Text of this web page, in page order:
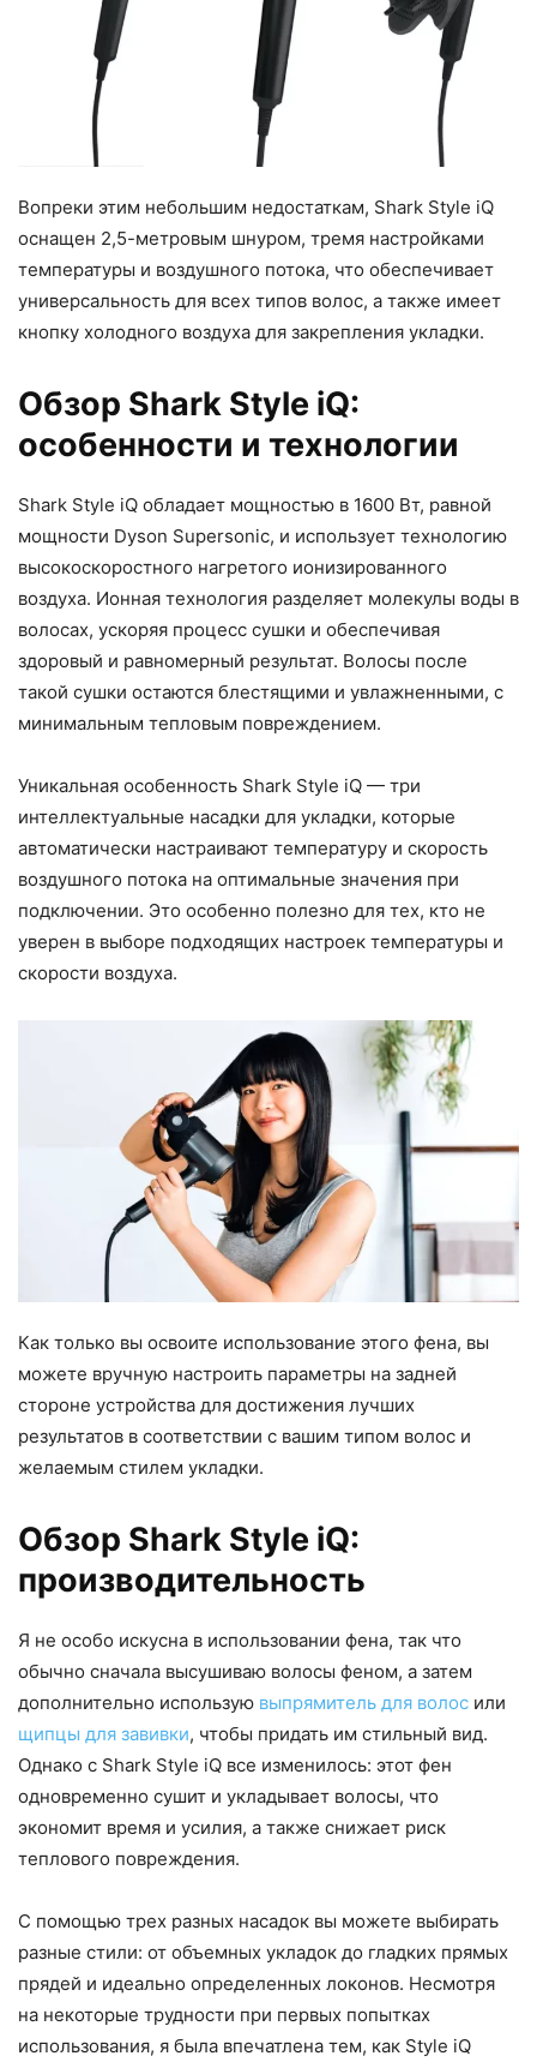
Вопреки этим небольшим недостаткам, Shark Style iQ
оснащен 2,5-метровым шнуром, тремя настройками
температуры и воздушного потока, что обеспечивает
универсальность для всех типов волос, а также имеет
кнопку холодного воздуха для закрепления укладки.
Обзор Shark Style iQ:
особенности и технологии
Shark Style iQ обладает мощностью в 1600 Вт, равной
мощности Dyson Supersonic, и использует технологию
высокоскоростного нагретого ионизированного
воздуха. Ионная технология разделяет молекулы воды в
волосах, ускоряя процесс сушки и обеспечивая
здоровый и равномерный результат. Волосы после
такой сушки остаются блестящими и увлажненными, с
минимальным тепловым повреждением.
Уникальная особенность Shark Style iQ — три
интеллектуальные насадки для укладки, которые
автоматически настраивают температуру и скорость
воздушного потока на оптимальные значения при
подключении. Это особенно полезно для тех, кто не
уверен в выборе подходящих настроек температуры и
скорости воздуха.
Как только вы освоите использование этого фена, вы
можете вручную настроить параметры на задней
стороне устройства для достижения лучших
результатов в соответствии с вашим типом волос и
желаемым стилем укладки.
Обзор Shark Style iQ:
производительность
Я не особо искусна в использовании фена, так что
обычно сначала высушиваю волосы феном, а затем
дополнительно использую выпрямитель для волос или
щипцы для завивки, чтобы придать им стильный вид.
Однако с Shark Style iQ все изменилось: этот фен
одновременно сушит и укладывает волосы, что
экономит время и усилия, а также снижает риск
теплового повреждения.
С помощью трех разных насадок вы можете выбирать
разные стили: от объемных укладок до гладких прямых
прядей и идеально определенных локонов. Несмотря
на некоторые трудности при первых попытках
использования, я была впечатлена тем, как Style iQ